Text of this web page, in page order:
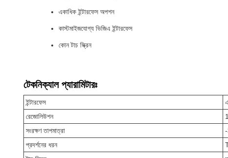
একাধিক ইন্টারফেস অপশন
কাস্টমাইজযোগ্য ভিজিএ ইন্টারফেস
কোন টাচ স্ক্রিন
টেকনিক্যাল প্যারামিটারঃ
ইন্টারফেস
রেজোলিউশন
সংরক্ষণ তাপমাত্রা
প্রদর্শনের ধরন